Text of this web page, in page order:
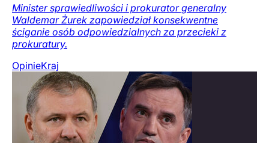
Minister sprawiedliwości i prokurator generalny
Waldemar Żurek zapowiedział konsekwentne
ściganie osób odpowiedzialnych za przecieki z
prokuratury.
OpinieKraj